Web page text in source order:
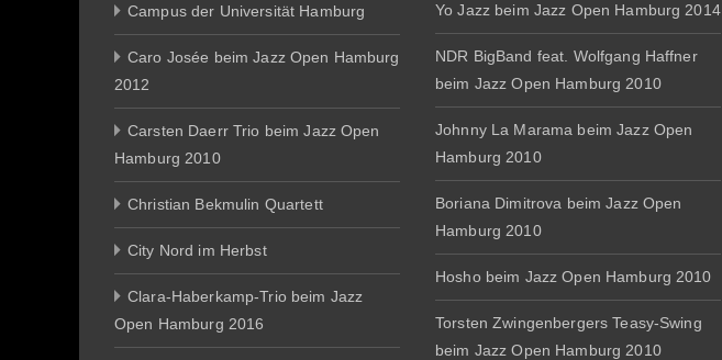
Campus der Universität Hamburg
Caro Josée beim Jazz Open Hamburg
2012
Carsten Daerr Trio beim Jazz Open
Hamburg 2010
Christian Bekmulin Quartett
City Nord im Herbst
Clara-Haberkamp-Trio beim Jazz
Open Hamburg 2016
Yo Jazz beim Jazz Open Hamburg 2014
NDR BigBand feat. Wolfgang Haffner
beim Jazz Open Hamburg 2010
Johnny La Marama beim Jazz Open
Hamburg 2010
Boriana Dimitrova beim Jazz Open
Hamburg 2010
Hosho beim Jazz Open Hamburg 2010
Torsten Zwingenbergers Teasy-Swing
beim Jazz Open Hamburg 2010